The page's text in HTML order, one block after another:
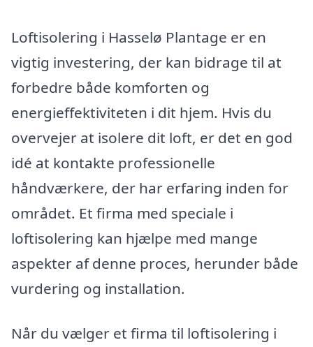
Loftisolering i Hasselø Plantage er en
vigtig investering, der kan bidrage til at
forbedre både komforten og
energieffektiviteten i dit hjem. Hvis du
overvejer at isolere dit loft, er det en god
idé at kontakte professionelle
håndværkere, der har erfaring inden for
området. Et firma med speciale i
loftisolering kan hjælpe med mange
aspekter af denne proces, herunder både
vurdering og installation.
Når du vælger et firma til loftisolering i